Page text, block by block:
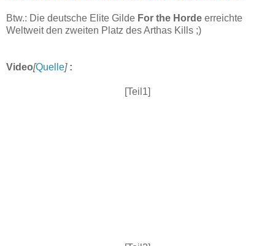
Btw.: Die deutsche Elite Gilde For the Horde erreichte
Weltweit den zweiten Platz des Arthas Kills ;)
Video[Quelle] :
[Teil1]